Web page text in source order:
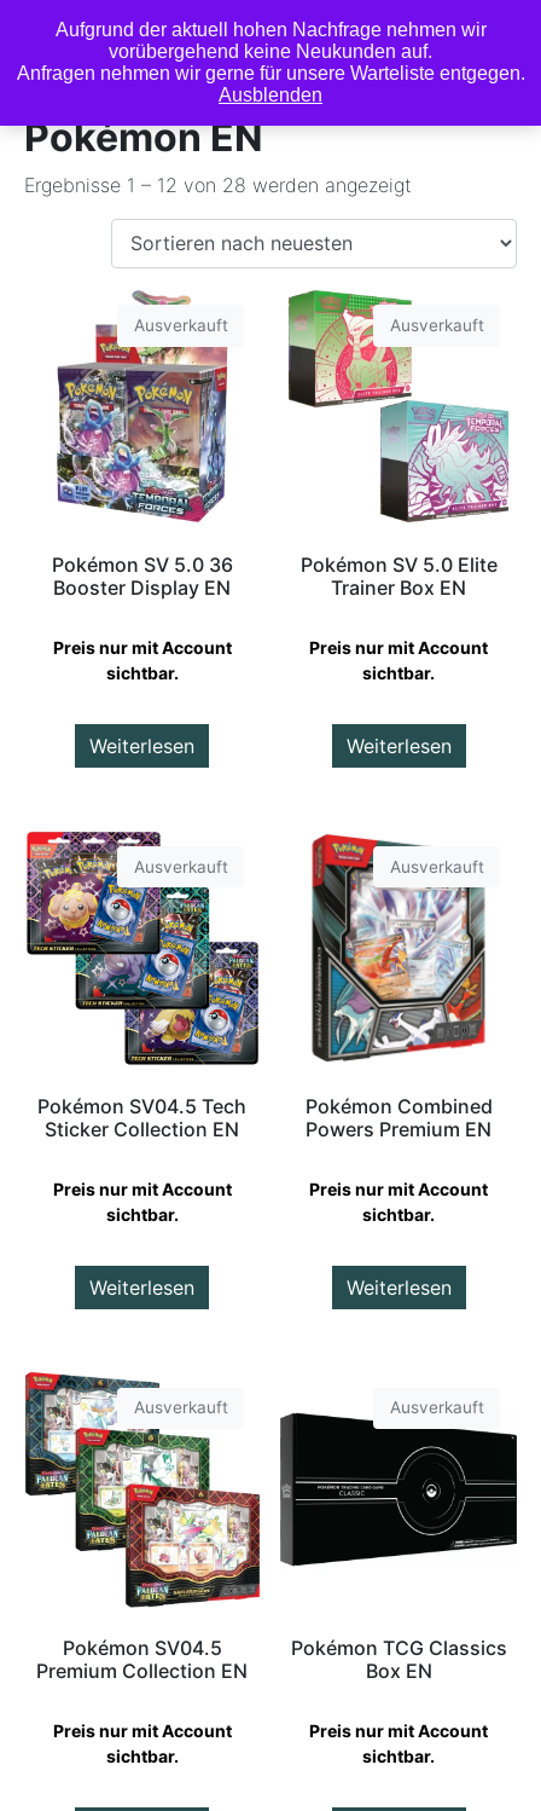
Aufgrund der aktuell hohen Nachfrage nehmen wir
vorübergehend keine Neukunden auf.
Anfragen nehmen wir gerne für unsere Warteliste entgegen.
Ausblenden
0
Pokémon EN
Ergebnisse 1 – 12 von 28 werden angezeigt
Ausverkauft
Pokémon SV 5.0 36
Booster Display EN
Preis nur mit Account
sichtbar.
Weiterlesen
Ausverkauft
Pokémon SV 5.0 Elite
Trainer Box EN
Preis nur mit Account
sichtbar.
Weiterlesen
Ausverkauft
Pokémon SV04.5 Tech
Sticker Collection EN
Preis nur mit Account
sichtbar.
Weiterlesen
Ausverkauft
Pokémon Combined
Powers Premium EN
Preis nur mit Account
sichtbar.
Weiterlesen
Ausverkauft
Pokémon SV04.5
Premium Collection EN
Preis nur mit Account
sichtbar.
Ausverkauft
Pokémon TCG Classics
Box EN
Preis nur mit Account
sichtbar.